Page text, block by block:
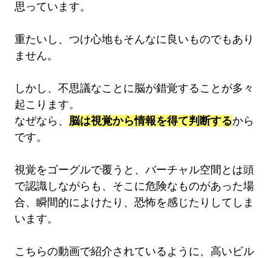
思っています。
重たいし、つけ心地もそんなに良いものでもあり
ません。
しかし、不思議なことに脳が錯覚することが多々
起こります。
なぜなら、 脳は視覚から情報を得て判断するから
です。
視覚をゴーグルで覆うと、バーチャル空間とは頭
で認識しながらも、そこに危険なものがあった場
合、瞬間的によけたり、恐怖を感じたりしてしま
います。
こちらの動画で紹介されているように、高いビル